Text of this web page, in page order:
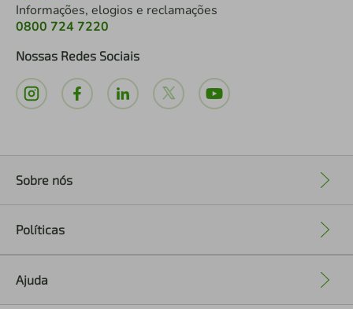
Informações, elogios e reclamações
0800 724 7220
Nossas Redes Sociais
Sobre nós
Políticas
Ajuda